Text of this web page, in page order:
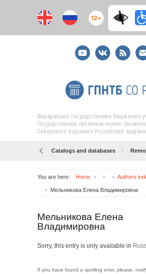
12+
YoutubeВКонтакте
RSS
E-
Федеральное государственное бюджетное
Государственная публичная научно-
Сибирского отделения Российской
Catalogs and databases
You are here: Home Authors
Мельникова Елена Владимировна
Мельникова Елена
Владимировна
Sorry, this entry is only available in
If you have found a spelling error, please,